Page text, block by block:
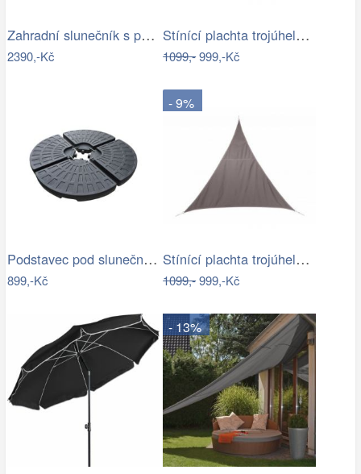
Zahradní slunečník s podstavcem ø 300…
2390,-Kč
Stínící plachta trojúhelník 3*3*3 m šedá
1099,-999,-Kč
Podstavec pod slunečník Houseland Barx…
899,-Kč
- 9%
Stínící plachta trojúhelník 3*3*3 m…
1099,-999,-Kč
- 13%